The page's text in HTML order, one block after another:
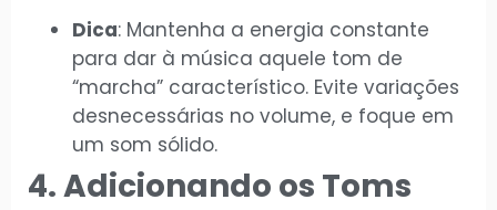
Dica: Mantenha a energia constante
para dar à música aquele tom de
“marcha” característico. Evite variações
desnecessárias no volume, e foque em
um som sólido.
4. Adicionando os Toms